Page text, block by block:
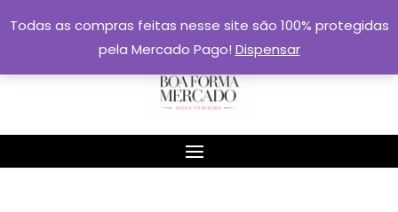
toTodas as compras feitas nesse site são 100% protegidas
pela Mercado Pago! Dispensar